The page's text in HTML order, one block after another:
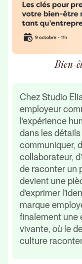
Bien-
Chez Studio
employeur
l’expérience
dans les
communiquer,
collaborateur,
de raconter un
devient une
d’exprimer
marque
finalement une
vivante, où le
culture